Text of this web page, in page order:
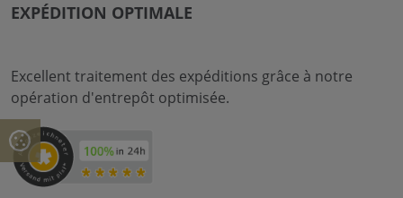
EXPÉDITION OPTIMALE
Excellent traitement des expéditions grâce à notre
opération d'entrepôt optimisée.